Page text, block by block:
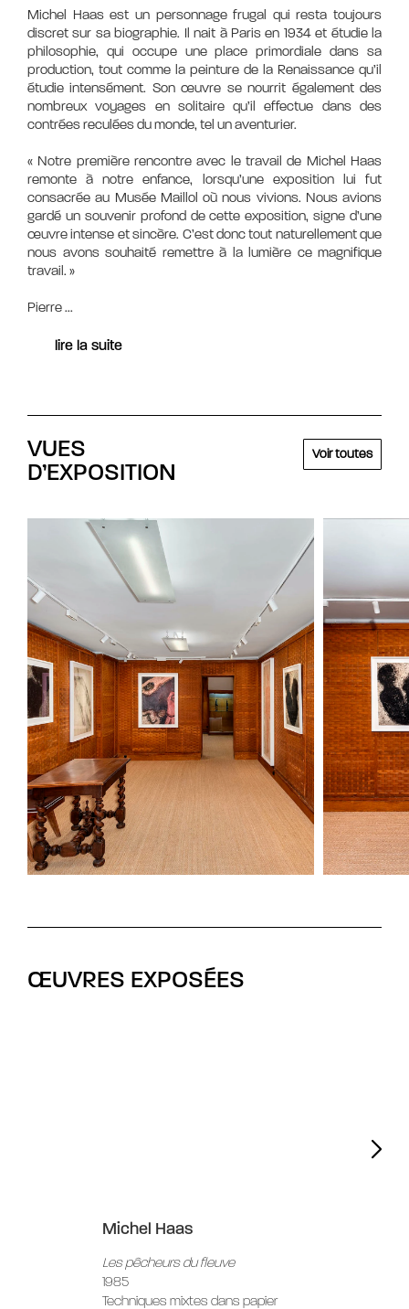
Michel Haas est un personnage frugal qui resta toujours
discret sur sa biographie. Il nait à Paris en 1934 et étudie la
philosophie, qui occupe une place primordiale dans sa
production, tout comme la peinture de la Renaissance qu’il
étudie intensément. Son œuvre se nourrit également des
nombreux voyages en solitaire qu’il effectue dans des
contrées reculées du monde, tel un aventurier.
« Notre première rencontre avec le travail de Michel Haas
remonte à notre enfance, lorsqu’une exposition lui fut
consacrée au Musée Maillol où nous vivions. Nous avions
gardé un souvenir profond de cette exposition, signe d’une
œuvre intense et sincère. C’est donc tout naturellement que
nous avons souhaité remettre à la lumière ce magnifique
travail. »
Pierre...
lire la suite
VUES
D’EXPOSITION
Voir toutes
ŒUVRES EXPOSÉES
Michel Haas
Les pêcheurs du fleuve
1985
Techniques mixtes dans papier